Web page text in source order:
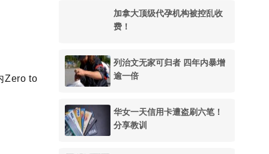
Zero to
加拿大顶级代孕机构被控乱收
费！
列治文无家可归者 四年内暴增
逾一倍
华女一天信用卡遭盗刷六笔！
分享教训